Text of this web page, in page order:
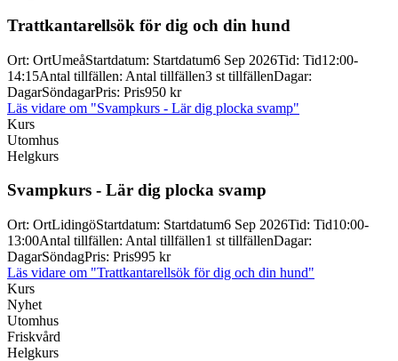
Trattkantarellsök för dig och din hund
Ort: OrtUmeåStartdatum: Startdatum6 Sep 2026Tid: Tid12:00-
14:15Antal tillfällen: Antal tillfällen3 st tillfällenDagar:
DagarSöndagarPris: Pris950 kr
Läs vidare om "Svampkurs - Lär dig plocka svamp"
Kurs
Utomhus
Helgkurs
Svampkurs - Lär dig plocka svamp
Ort: OrtLidingöStartdatum: Startdatum6 Sep 2026Tid: Tid10:00-
13:00Antal tillfällen: Antal tillfällen1 st tillfällenDagar:
DagarSöndagPris: Pris995 kr
Läs vidare om "Trattkantarellsök för dig och din hund"
Kurs
Nyhet
Utomhus
Friskvård
Helgkurs